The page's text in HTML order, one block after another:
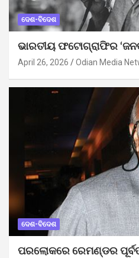
ଦେଶ-ବିଦେଶ
ଭାରତୀୟ ଫଟୋଗ୍ରାଫିର
April 26, 2026 Odian Media
ଦେଶ-ବିଦେଶ
ପରଲୋକରେ ରେମଣ୍ଡର